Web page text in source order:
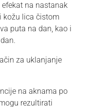
na nastanak
kožu lica čistom
puta na dan, kao i
za uklanjanje
na aknama po
rezultirati